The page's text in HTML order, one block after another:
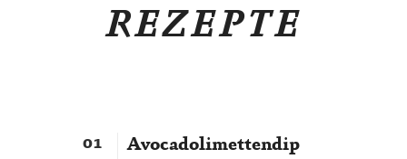
REZEPTE
01 Avocadolimettendip